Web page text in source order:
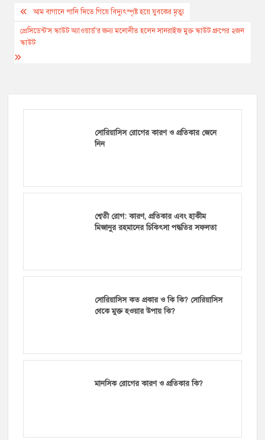
Post
navigation
আম বাগানে পানি দিতে গিয়ে বিদ্যুৎস্পৃষ্ট হয়ে যুবকের মৃত্যু
প্রেসিডেন্ট’স স্কাউট অ্যাওয়ার্ড’র জন্য মনোনীত হলেন সানরাইজ মুক্ত স্কাউট গ্রুপের ২জন
স্কাউট
সোরিয়াসিস রোগের কারণ ও প্রতিকার জেনে
নিন
শ্বেতী রোগ: কারণ, প্রতিকার এবং হাকীম
মিজানুর রহমানের চিকিৎসা পদ্ধতির সফলতা
সোরিয়াসিস কত প্রকার ও কি কি? সোরিয়াসিস
থেকে মুক্ত হওয়ার উপায় কি?
মানসিক রোগের কারণ ও প্রতিকার কি?